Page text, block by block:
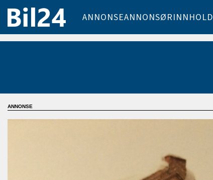
ANNONSEANNONSØRINNHOLD